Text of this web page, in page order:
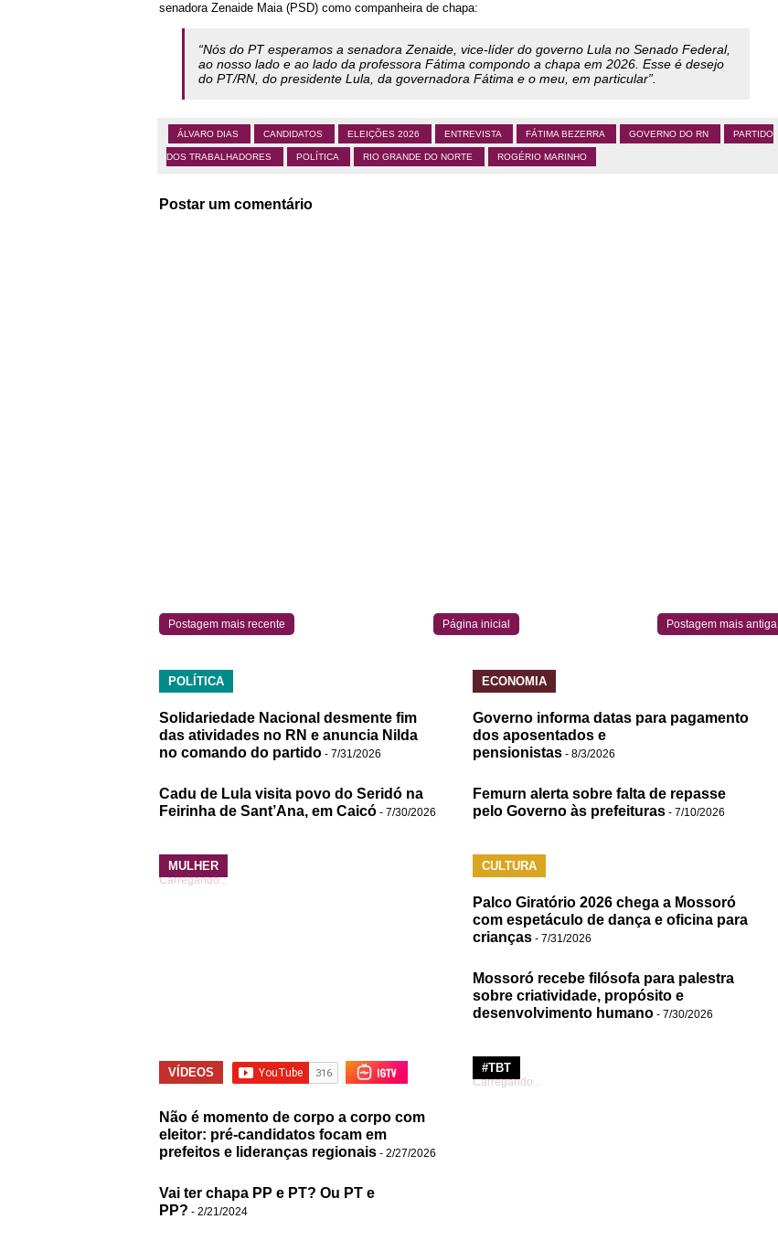
senadora Zenaide Maia (PSD) como companheira de chapa:
“Nós do PT esperamos a senadora Zenaide, vice-líder do governo Lula no Senado Federal,
ao nosso lado e ao lado da professora Fátima compondo a chapa em 2026. Esse é desejo
do PT/RN, do presidente Lula, da governadora Fátima e o meu, em particular”.
ÁLVARO DIAS CANDIDATOS ELEIÇÕES 2026 ENTREVISTA FÁTIMA BEZERRA GOVERNO DO RN PARTIDO
DOS TRABALHADORES POLÍTICA RIO GRANDE DO NORTE ROGÉRIO MARINHO
Postar um comentário
Postagem mais recente Postagem mais antiga
Página inicial
POLÍTICA
Solidariedade Nacional desmente fim
das atividades no RN e anuncia Nilda
no comando do partido - 7/31/2026
Cadu de Lula visita povo do Seridó na
Feirinha de Sant’Ana, em Caicó - 7/30/2026
ECONOMIA
Governo informa datas para pagamento
dos aposentados e
pensionistas - 8/3/2026
Femurn alerta sobre falta de repasse
pelo Governo às prefeituras - 7/10/2026
MULHER
Carregando...
CULTURA
Palco Giratório 2026 chega a Mossoró
com espetáculo de dança e oficina para
crianças - 7/31/2026
Mossoró recebe filósofa para palestra
sobre criatividade, propósito e
desenvolvimento humano - 7/30/2026
VÍDEOS
Não é momento de corpo a corpo com
eleitor: pré-candidatos focam em
prefeitos e lideranças regionais - 2/27/2026
Vai ter chapa PP e PT? Ou PT e
PP? - 2/21/2024
#TBT
Carregando...